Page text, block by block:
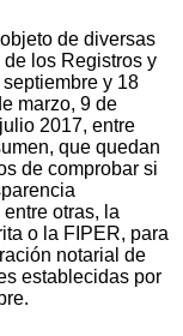
de diversas
los Registros y
y 18
marzo, 9 de
2017, entre
que quedan
de comprobar si
otras, la
o la FIPER, para
notarial de
establecidas por